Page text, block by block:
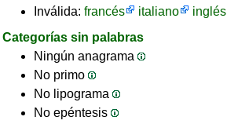
Inválida: francés italiano inglés
Categorías sin palabras
Ningún anagrama
No primo
No lipograma
No epéntesis